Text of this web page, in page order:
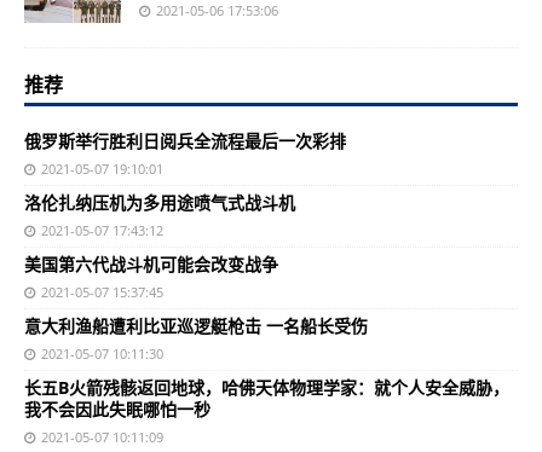
2021-05-06 17:53:06
推荐
俄罗斯举行胜利日阅兵全流程最后一次彩排
2021-05-07 19:10:01
洛伦扎纳压机为多用途喷气式战斗机
2021-05-07 17:43:12
美国第六代战斗机可能会改变战争
2021-05-07 15:37:45
意大利渔船遭利比亚巡逻艇枪击 一名船长受伤
2021-05-07 10:11:30
长五B火箭残骸返回地球，哈佛天体物理学家：就个人安全威胁，
我不会因此失眠哪怕一秒
2021-05-07 10:11:09